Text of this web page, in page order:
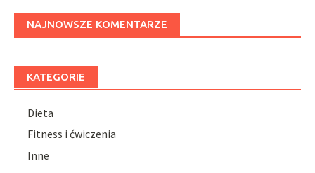
NAJNOWSZE KOMENTARZE
KATEGORIE
Dieta
Fitness i ćwiczenia
Inne